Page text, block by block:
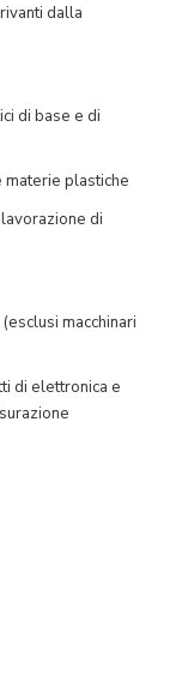
dalla
di base e di
materie plastiche
di
macchinari
di elettronica e